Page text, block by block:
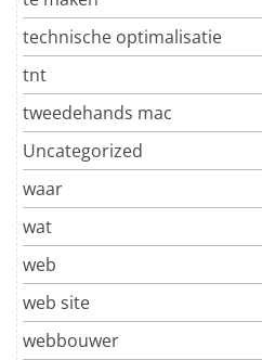
technische optimalisatie
tnt
tweedehands mac
Uncategorized
waar
wat
web
web site
webbouwer